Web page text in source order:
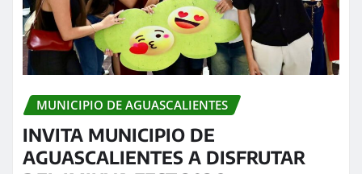
MUNICIPIO DE AGUASCALIENTES
INVITA MUNICIPIO DE
AGUASCALIENTES A DISFRUTAR